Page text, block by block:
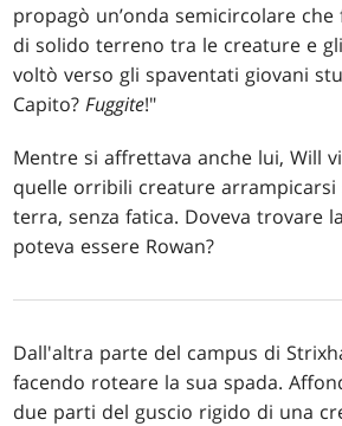
propagò un’onda semicircolare
di solido terreno tra le creature e
voltò verso gli spaventati giovani
Capito?Fuggite!"
Mentre si affrettava anche lui, Will
quelle orribili creature
terra, senza fatica. Doveva trovare
poteva essere Rowan?
Dall'altra parte del campus di
facendo roteare la sua spada.
due parti del guscio rigido di una